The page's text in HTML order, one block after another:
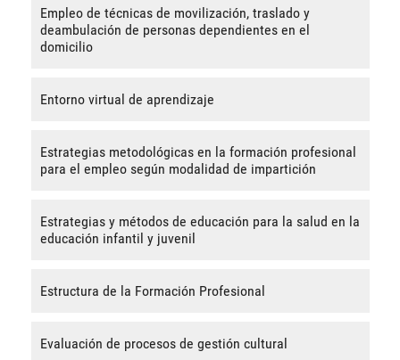
Empleo de técnicas de movilización, traslado y
deambulación de personas dependientes en el
domicilio
Entorno virtual de aprendizaje
Estrategias metodológicas en la formación profesional
para el empleo según modalidad de impartición
Estrategias y métodos de educación para la salud en la
educación infantil y juvenil
Estructura de la Formación Profesional
Evaluación de procesos de gestión cultural